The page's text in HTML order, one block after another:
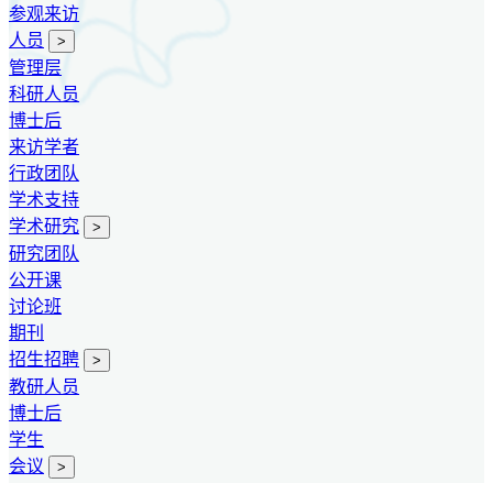
参观来访
人员
>
管理层
科研人员
博士后
来访学者
行政团队
学术支持
学术研究
>
研究团队
公开课
讨论班
期刊
招生招聘
>
教研人员
博士后
学生
会议
>